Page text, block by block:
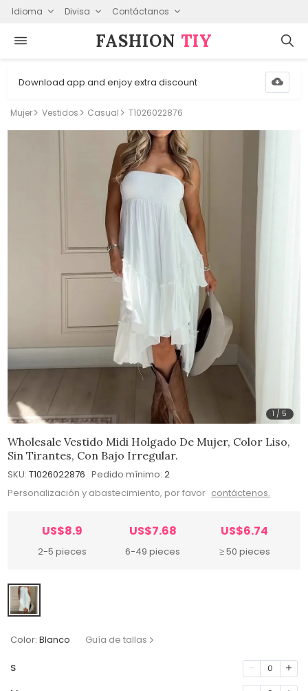
Idioma Divisa Contáctanos
FASHION⁠ TIY
Download app and enjoy extra discount
Mujer Vestidos Casual T1026022876
1 / 5
Wholesale Vestido Midi Holgado De Mujer, Color Liso,
Sin Tirantes, Con Bajo Irregular.
SKU: T1026022876 Pedido mínimo: 2
Personalización y abastecimiento, por favor contáctenos.
US$8.9
2-5 pieces
US$7.68
6-49 pieces
US$6.74
≥ 50 pieces
Color: Blanco Guía de tallas
S 0